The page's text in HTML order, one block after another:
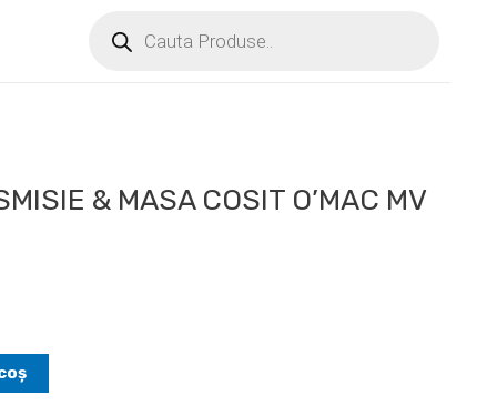
& MASA COSIT O’MAC MV